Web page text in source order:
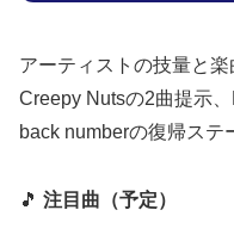
アーティストの技量と楽
Creepy Nutsの2曲提示
back numberの復帰ステ
🎵 注目曲（予定）